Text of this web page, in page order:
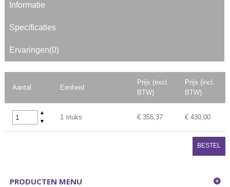
Informatie
Specificaties
Ervaringen(0)
Aantal Eenheid
Prijs (excl.
BTW)
Prijs (incl.
BTW)
▲
▼
1 stuks € 355,37 € 430,00
BESTEL
PRODUCTEN MENU